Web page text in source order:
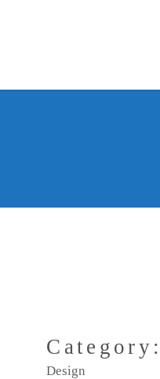
Category:
Design